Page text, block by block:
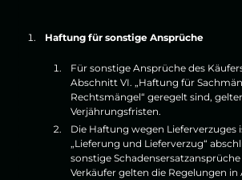
Haftung für sonstige Ansprüche
Für sonstige Ansprüche des
Abschnitt VI. „Haftung für
Rechtsmängel“ geregelt sind,
Verjährungsfristen.
Die Haftung wegen Lieferverzuges
„Lieferung und Lieferverzug“
sonstige
Verkäufer gelten die Regelungen in